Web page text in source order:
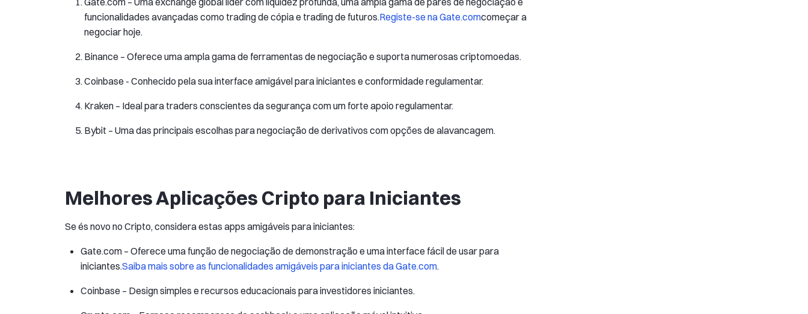
funcionalidades avançadas como trading de cópia e trading de futuros.Registe-se na Gate.comcomeçar a
negociar hoje.
Binance – Oferece uma ampla gama de ferramentas de negociação e suporta numerosas criptomoedas.
Coinbase - Conhecido pela sua interface amigável para iniciantes e conformidade regulamentar.
Kraken – Ideal para traders conscientes da segurança com um forte apoio regulamentar.
Bybit – Uma das principais escolhas para negociação de derivativos com opções de alavancagem.
Melhores Aplicações Cripto para Iniciantes
Se és novo no Cripto, considera estas apps amigáveis para iniciantes:
Gate.com – Oferece uma função de negociação de demonstração e uma interface fácil de usar para
iniciantes.Saiba mais sobre as funcionalidades amigáveis para iniciantes da Gate.com.
Coinbase – Design simples e recursos educacionais para investidores iniciantes.